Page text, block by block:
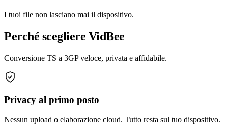
I tuoi file non lasciano mai il dispositivo.
Perché scegliere VidBee
Conversione TS a 3GP veloce, privata e affidabile.
Privacy al primo posto
Nessun upload o elaborazione cloud. Tutto resta sul tuo dispositivo.